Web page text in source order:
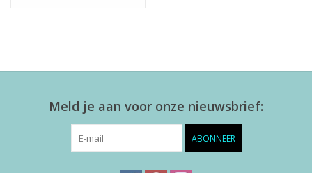
Meld je aan voor onze nieuwsbrief:
ABONNEER